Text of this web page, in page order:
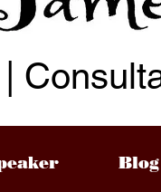
Blog